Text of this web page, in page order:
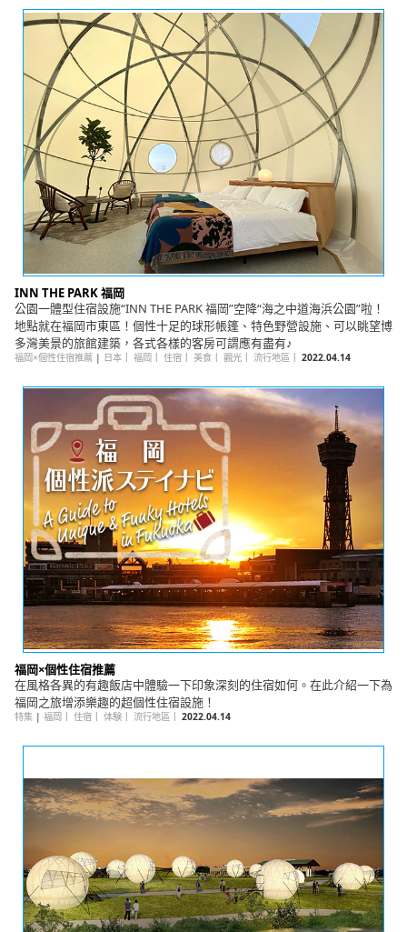
INN THE PARK 福岡
公園一體型住宿設施“INN THE PARK 福岡”空降“海之中道海浜公園”啦！
地點就在福岡市東區！個性十足的球形帳篷、特色野營設施、可以眺望博
多灣美景的旅館建築，各式各樣的客房可謂應有盡有♪
福岡×個性住宿推薦| 日本｜ 福岡｜ 住宿｜ 美食｜ 觀光｜ 流行地區 ｜ 2022.04.14
福岡×個性住宿推薦
在風格各異的有趣飯店中體驗一下印象深刻的住宿如何。在此介紹一下為
福岡之旅增添樂趣的超個性住宿設施！
特集| 福岡 住宿｜ 体験｜ 流行地區 2022.04.14